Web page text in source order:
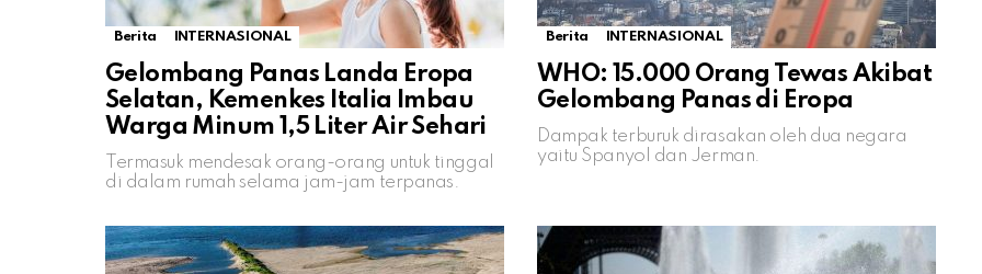
Berita INTERNASIONAL
Gelombang Panas Landa Eropa
Selatan, Kemenkes Italia Imbau
Warga Minum 1,5 Liter Air Sehari
Termasuk mendesak orang-orang untuk tinggal
di dalam rumah selama jam-jam terpanas.
Berita INTERNASIONAL
WHO: 15.000 Orang Tewas Akibat
Gelombang Panas di Eropa
Dampak terburuk dirasakan oleh dua negara
yaitu Spanyol dan Jerman.